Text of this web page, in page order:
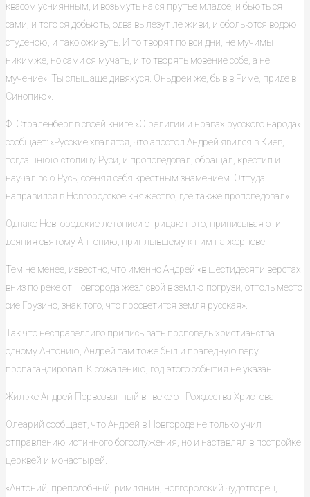
квасом усниянным, и возьмуть на ся прутье младое, и бьють ся
сами, и того ся добьють, одва вылезут ле живи, и обольются водою
студеною, и тако оживуть. И то творят по вси дни, не мучимы
никимже, но сами ся мучать, и то творять мовение собе, а не
мучение». Ты слышаще дивяхуся. Оньдрей же, быв в Риме, приде в
Синопию».
Ф. Страленберг в своей книге «О религии и нравах русского народа»
сообщает: «Русские хвалятся, что апостол Андрей явился в Киев,
тогдашнюю столицу Руси, и проповедовал, обращал, крестил и
научал всю Русь, осеняя себя крестным знамением. Оттуда
направился в Новгородское княжество, где также проповедовал».
Однако Новгородские летописи отрицают это, приписывая эти
деяния святому Антонию, приплывшему к ним на жернове.
Тем не менее, известно, что именно Андрей «в шестидесяти верстах
вниз по реке от Новгорода жезл свой в землю погрузи, оттоль место
сие Грузино, знак того, что просветится земля русская».
Так что несправедливо приписывать проповедь христианства
одному Антонию, Андрей там тоже был и праведную веру
пропагандировал. К сожалению, год этого события не указан.
Жил же Андрей Первозванный в I веке от Рождества Христова.
Олеарий сообщает, что Андрей в Новгороде не только учил
отправлению истинного богослужения, но и наставлял в постройке
церквей и монастырей.
«Антоний, преподобный, римлянин, новгородский чудотворец,